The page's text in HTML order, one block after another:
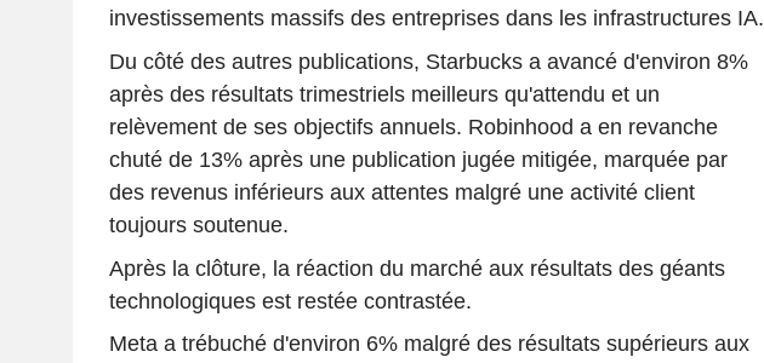
investissements massifs des entreprises dans les infrastructures IA.
Du côté des autres publications, Starbucks a avancé d'environ 8%
après des résultats trimestriels meilleurs qu'attendu et un
relèvement de ses objectifs annuels. Robinhood a en revanche
chuté de 13% après une publication jugée mitigée, marquée par
des revenus inférieurs aux attentes malgré une activité client
toujours soutenue.
Après la clôture, la réaction du marché aux résultats des géants
technologiques est restée contrastée.
Meta a trébuché d'environ 6% malgré des résultats supérieurs aux